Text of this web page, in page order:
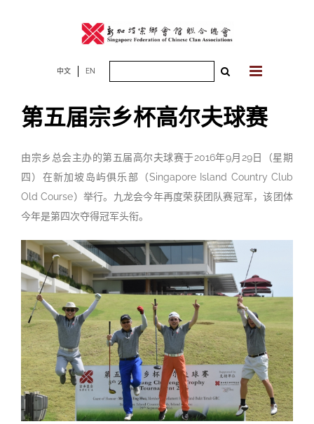
中文 EN
第五届宗乡杯高尔夫球赛
由宗乡总会主办的第五届高尔夫球赛于2016年9月29日（星期
四）在新加坡岛屿俱乐部（Singapore Island Country Club
Old Course）举行。九龙会今年再度荣获团队赛冠军，该团体
今年是第四次夺得冠军头衔。